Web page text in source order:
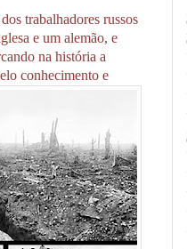
trabalhadores russos
e um alemão, e
na história a
conhecimento e